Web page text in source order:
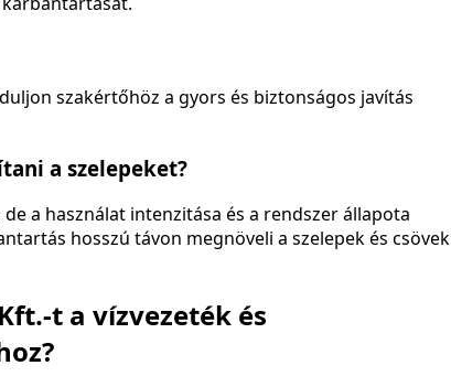
szakértőhöz a gyors és biztonságos javítás
a szelepeket?
a használat intenzitása és a rendszer állapota
hosszú távon megnöveli a szelepek és csövek
t a vízvezeték és